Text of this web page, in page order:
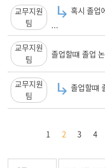
교무지원
팀
혹시 졸업
...
교무지원
팀
졸업할떄 졸업
교무지원
팀
졸업할떄
1 2 3 4